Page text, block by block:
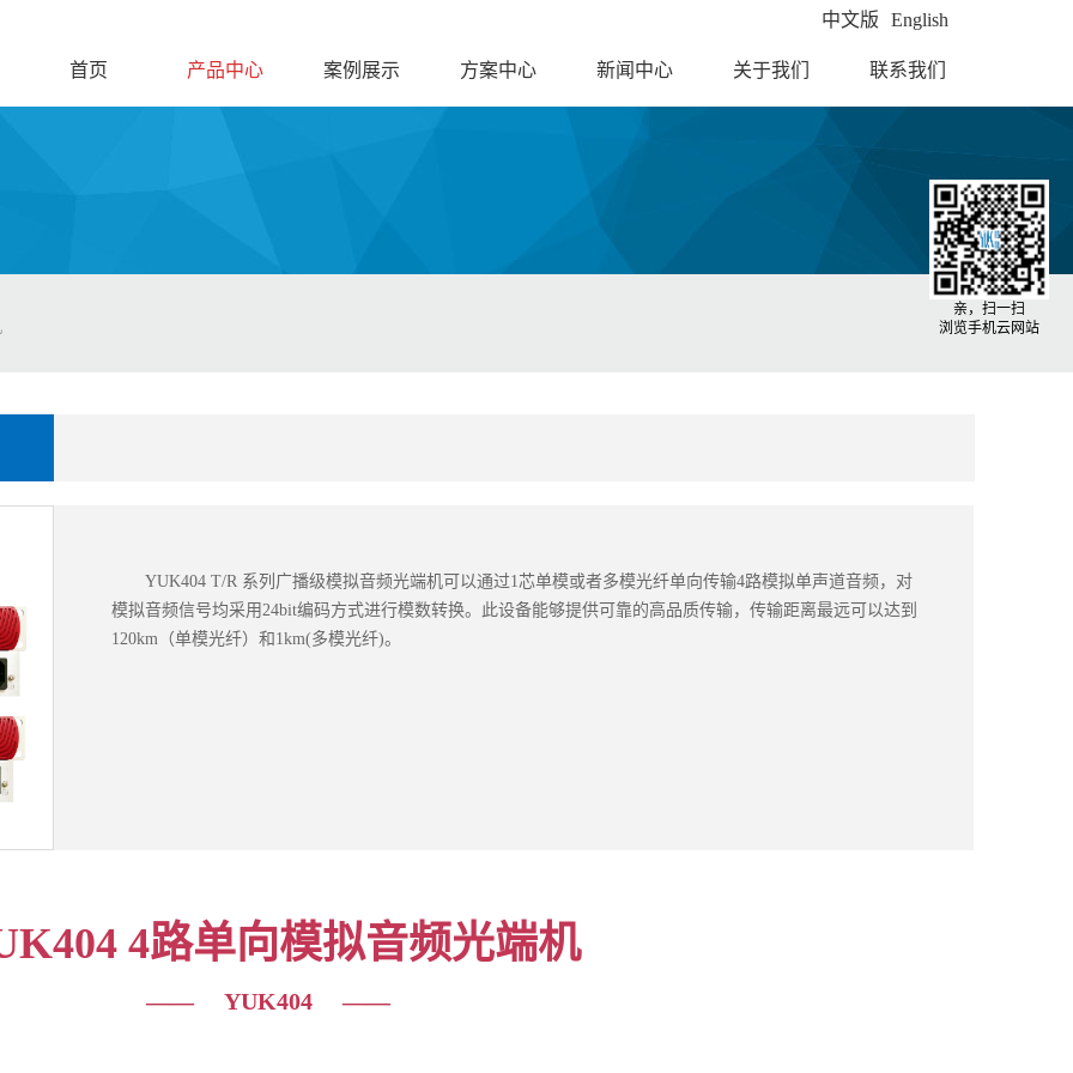
中文版 English
首页 产品中心 案例展示 方案中心 新闻中心 关于我们 联系我们
YUK404 T/R 系列广播级模拟音频光端机可以通过1芯单模或者多模光纤单向传输4路模拟单声道音频，对
模拟音频信号均采用24bit编码方式进行模数转换。此设备能够提供可靠的高品质传输，传输距离最远可以达到
120km（单模光纤）和1km(多模光纤)。
4路单向模拟音频光端机
—— YUK404 ——
亲，扫一扫
浏览手机云网站